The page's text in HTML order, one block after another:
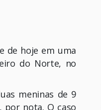
de hoje em uma
do Norte, no
meninas de 9
por nota. O caso